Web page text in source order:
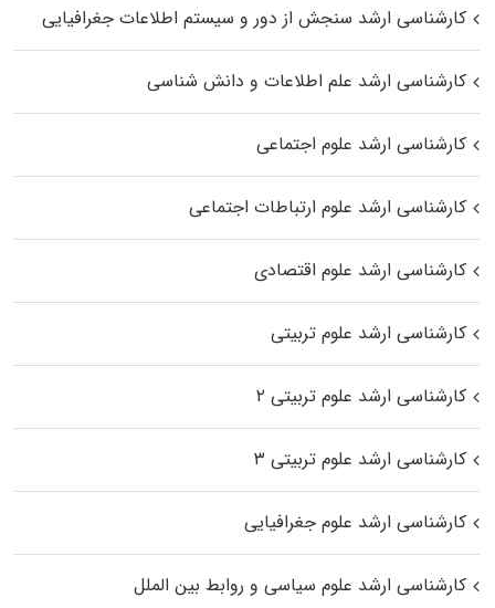
کارشناسی ارشد سنجش از دور و سیستم اطلاعات جغرافیایی
کارشناسی ارشد علم اطلاعات و دانش شناسی
کارشناسی ارشد علوم اجتماعی
کارشناسی ارشد علوم ارتباطات اجتماعی
کارشناسی ارشد علوم اقتصادی
کارشناسی ارشد علوم تربیتی
کارشناسی ارشد علوم تربیتی ۲
کارشناسی ارشد علوم تربیتی ۳
کارشناسی ارشد علوم جغرافیایی
کارشناسی ارشد علوم سیاسی و روابط بین الملل